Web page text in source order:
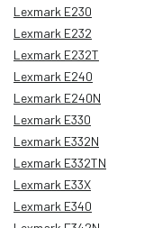
Lexmark E230
Lexmark E232
Lexmark E232T
Lexmark E240
Lexmark E240N
Lexmark E330
Lexmark E332N
Lexmark E332TN
Lexmark E33X
Lexmark E340